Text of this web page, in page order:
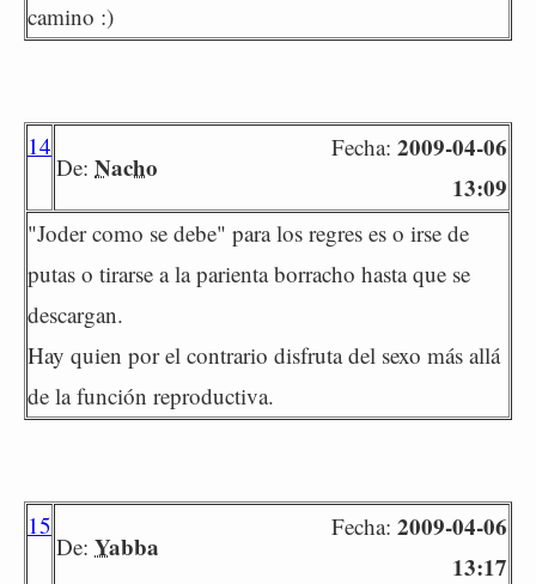
camino :)
14
De: Nacho
Fecha: 2009-04-06
13:09
"Joder como se debe" para los regres es o irse de
putas o tirarse a la parienta borracho hasta que se
descargan.
Hay quien por el contrario disfruta del sexo más allá
de la función reproductiva.
15
De: Yabba
Fecha: 2009-04-06
13:17